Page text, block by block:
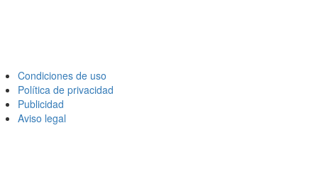
Condiciones de uso
Política de privacidad
Publicidad
Aviso legal